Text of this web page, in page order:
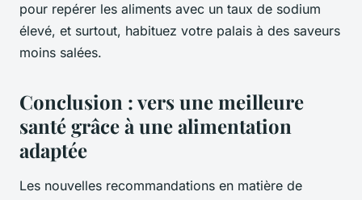
pour repérer les aliments avec un taux de sodium
élevé, et surtout, habituez votre palais à des saveurs
moins salées.
Conclusion : vers une meilleure
santé grâce à une alimentation
adaptée
Les nouvelles recommandations en matière de